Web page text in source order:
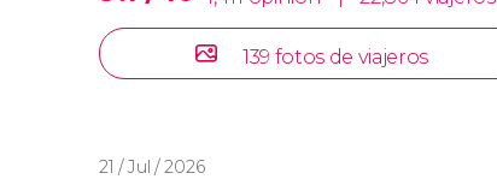
139 fotos de viajeros
21 / Jul / 2026